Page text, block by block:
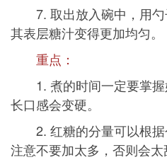
7. 取出放入碗中，用勺
其表层糖汁变得更加均匀。
重点：
1. 煮的时间一定要掌握
长口感会变硬。
2. 红糖的分量可以根据
注意不要加太多，否则会太